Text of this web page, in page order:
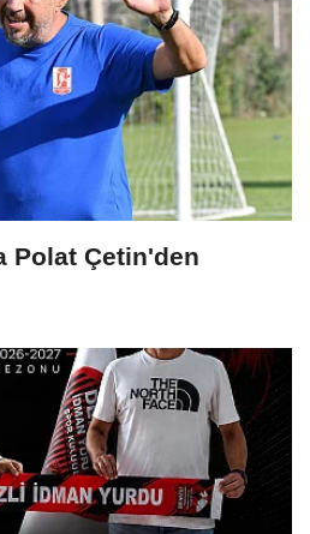
Polat Çetin'den